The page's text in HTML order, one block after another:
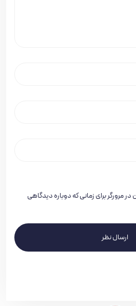
مرورگر برای زمانی که دوباره دیدگاهی
ارسال نظر